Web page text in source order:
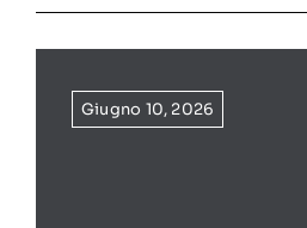
Giugno 10, 2026